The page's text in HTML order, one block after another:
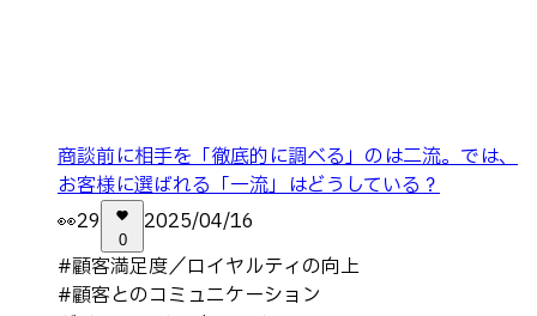
商談前に相手を「徹底的に調べる」のは二流。では、
お客様に選ばれる「一流」はどうしている？
👀29
0
2025/04/16
#顧客満足度／ロイヤルティの向上
#顧客とのコミュニケーション